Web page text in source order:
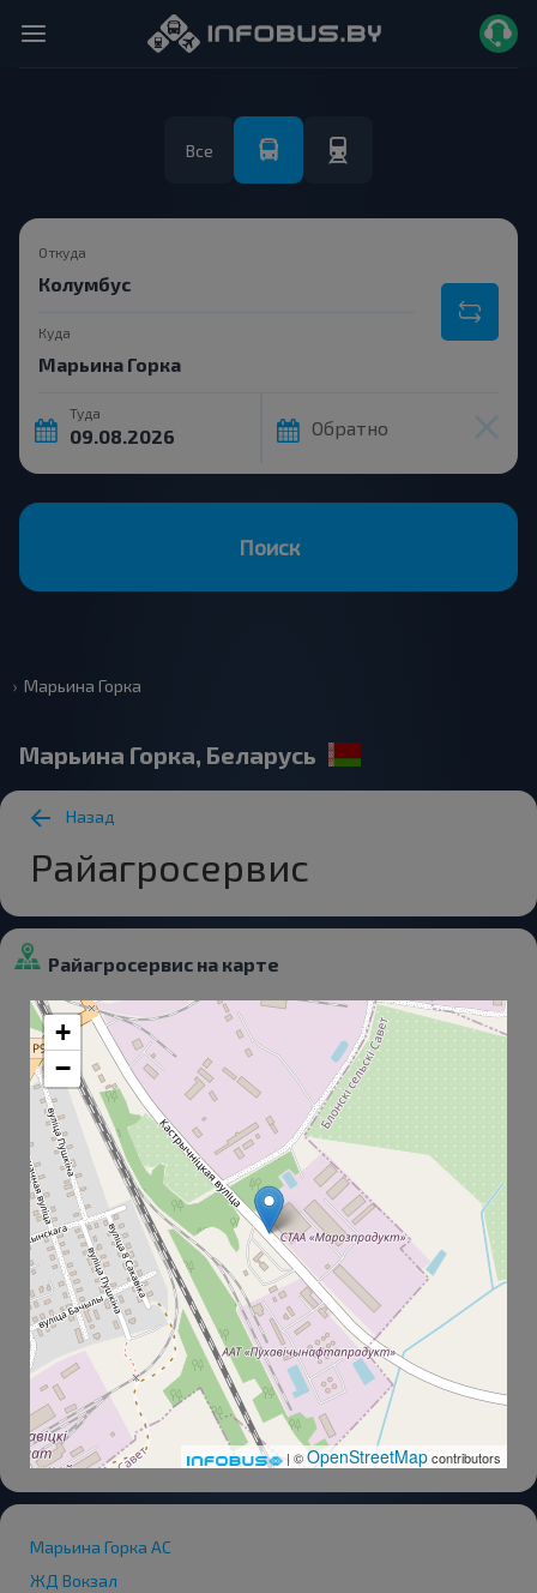
Все
Откуда
Куда
Туда
Обратно
Поиск
Марьина Горка
Марьина Горка, Беларусь
Назад
Райагросервис
Райагросервис на карте
+
−
| ©OpenStreetMapcontributors
Марьина Горка АС
ЖД Вокзал